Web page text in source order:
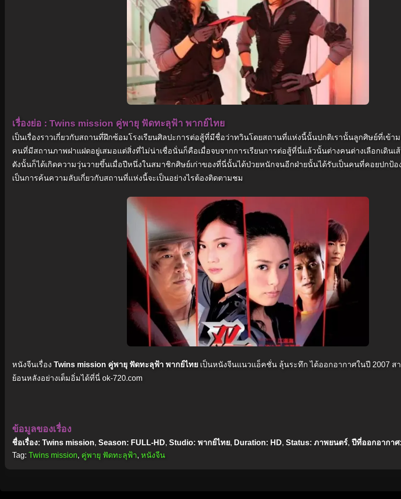
เรื่องย่อ : Twins mission คู่พายุ ฟัดทะลุฟ้า พากย์ไทย
เป็นเรื่องราวเกี่ยวกับสถานที่ฝึกซ้อมโรงเรียนศิลปะการต่อสู้ที่มีชื่อว่าทวินโดยสถานที่แห่งนี้นั้นปกติเรานั้นลูกศิษย์ที่เข้าม
คนที่มีสถานภาพฝาแฝดอยู่เสมอแต่สิ่งที่ไม่น่าเชื่อนั่นก็คือเมื่อจบจากการเรียนการต่อสู้ที่นี่แล้วนั้นต่างคนต่างเลือกเดิน
ดังนั้นก็ได้เกิดความวุ่นวายขึ้นเมื่อปีหนึ่งในสมาชิกศิษย์เก่าของที่นี่นั้นได้ป่วยหนักจนอีกฝ่ายนั้นได้รับเป็นคนที่คอยปกป้
เป็นการค้นความลับเกี่ยวกับสถานที่แห่งนี้จะเป็นอย่างไรต้องติดตามชม
หนังจีนเรื่อง Twins mission คู่พายุ ฟัดทะลุฟ้า พากย์ไทย เป็นหนังจีนแนวแอ็คชั่น ลุ้นระทึก ได้ออกอากาศในปี 2007
ย้อนหลังอย่างเต็มอิ่มได้ที่นี่ ok-720.com
ข้อมูลของเรื่อง
ชื่อเรื่อง: Twins mission, Season: FULL-HD, Studio: พากย์ไทย, Duration: HD, Status: ภาพยนตร์, ปีที่ออกอากาศ
Tag: Twins mission, คู่พายุ ฟัดทะลุฟ้า, หนังจีน